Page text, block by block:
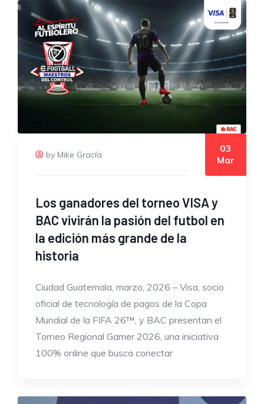
by Mike Gracía
03
Mar
Los ganadores del torneo VISA y
BAC vivirán la pasión del futbol en
la edición más grande de la
historia
Ciudad Guatemala, marzo, 2026 – Visa, socio
oficial de tecnología de pagos de la Copa
Mundial de la FIFA 26™, y BAC presentan el
Torneo Regional Gamer 2026, una iniciativa
100% online que busca conectar